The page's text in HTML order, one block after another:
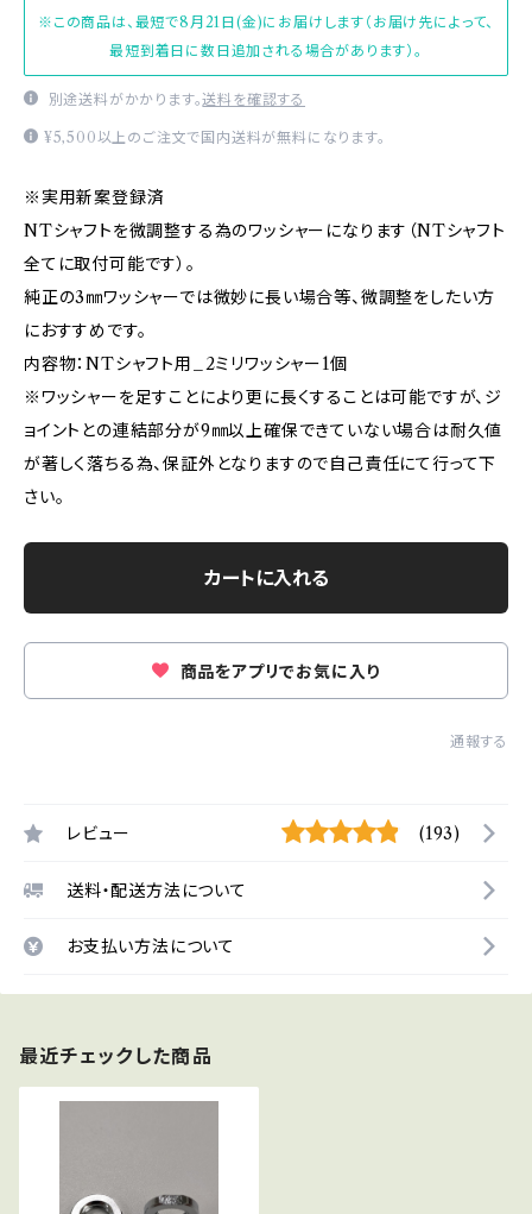
※この商品は、最短で8月21日(金)にお届けします（お届け先によって、
最短到着日に数日追加される場合があります）。
別途送料がかかります。送料を確認する
¥5,500以上のご注文で国内送料が無料になります。
※実用新案登録済
NTシャフトを微調整する為のワッシャーになります（NTシャフト
全てに取付可能です）。
純正の3㎜ワッシャーでは微妙に長い場合等、微調整をしたい方
におすすめです。
内容物：NTシャフト用_2ミリワッシャー1個
※ワッシャーを足すことにより更に長くすることは可能ですが、ジ
ョイントとの連結部分が9㎜以上確保できていない場合は耐久値
が著しく落ちる為、保証外となりますので自己責任にて行って下
さい。
カートに入れる
商品をアプリでお気に入り
通報する
レビュー (193)
送料・配送方法について
お支払い方法について
最近チェックした商品